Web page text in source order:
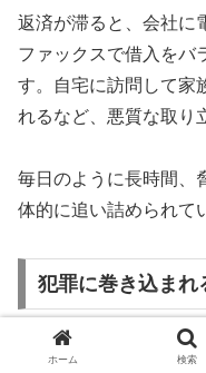
返済が滞ると、会社に
ファックスで借入をバ
す。自宅に訪問して家
れるなど、悪質な取り
毎日のように長時間、
体的に追い詰められて
犯罪に巻き込まれ
個人融資は返済ができ
ホーム 検索